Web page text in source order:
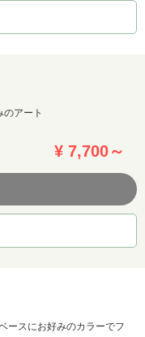
アート
¥ 7,700～
ースにお好みのカラーでフ